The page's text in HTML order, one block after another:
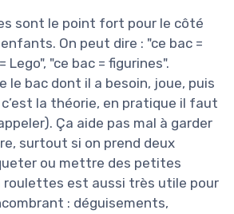
sont le point fort pour le côté
On peut dire : "ce bac =
Lego", "ce bac = figurines".
le bac dont il a besoin, joue, puis
la théorie, en pratique il faut
Ça aide pas mal à garder
surtout si on prend deux
ou mettre des petites
roulettes est aussi très utile pour
: déguisements,